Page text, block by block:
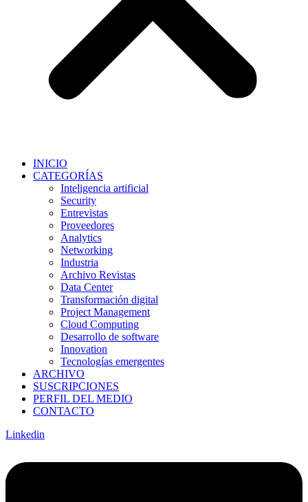
INICIO
CATEGORÍAS
Inteligencia artificial
Security
Entrevistas
Proveedores
Analytics
Networking
Industria
Archivo Revistas
Data Center
Transformación digital
Project Management
Cloud Computing
Desarrollo de software
Innovation
Tecnologías emergentes
ARCHIVO
SUSCRIPCIONES
PERFIL DEL MEDIO
CONTACTO
Linkedin